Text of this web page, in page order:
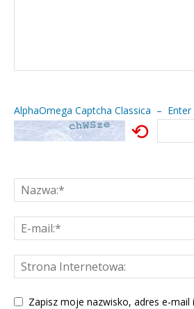
AlphaOmega Captcha Classica – Enter
⟲
Zapisz moje nazwisko, adres e-